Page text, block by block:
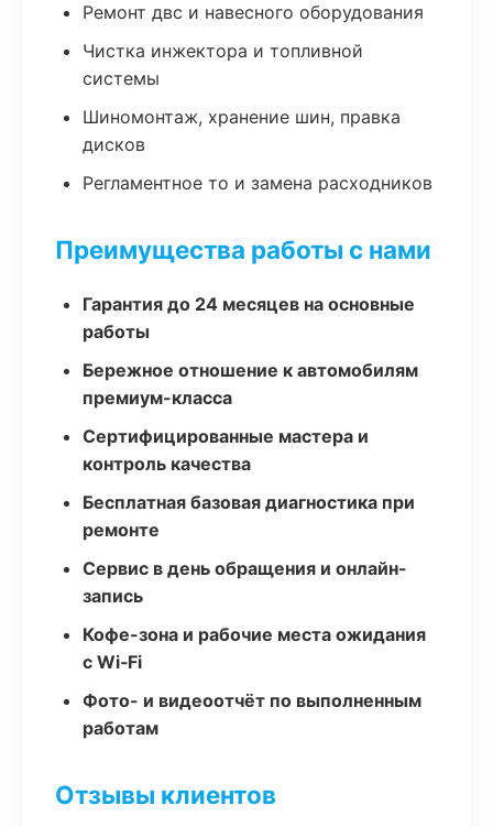
Ремонт двс и навесного оборудования
Чистка инжектора и топливной
системы
Шиномонтаж, хранение шин, правка
дисков
Регламентное то и замена расходников
Преимущества работы с нами
Гарантия до 24 месяцев на основные
работы
Бережное отношение к автомобилям
премиум-класса
Сертифицированные мастера и
контроль качества
Бесплатная базовая диагностика при
ремонте
Сервис в день обращения и онлайн-
запись
Кофе-зона и рабочие места ожидания
с Wi‑Fi
Фото- и видеоотчёт по выполненным
работам
Отзывы клиентов